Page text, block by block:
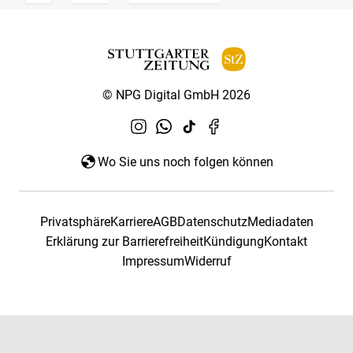
© NPG Digital GmbH 2026
Wo Sie uns noch folgen können
PrivatsphäreKarriereAGBDatenschutzMediadaten
Erklärung zur BarrierefreiheitKündigungKontakt
ImpressumWiderruf